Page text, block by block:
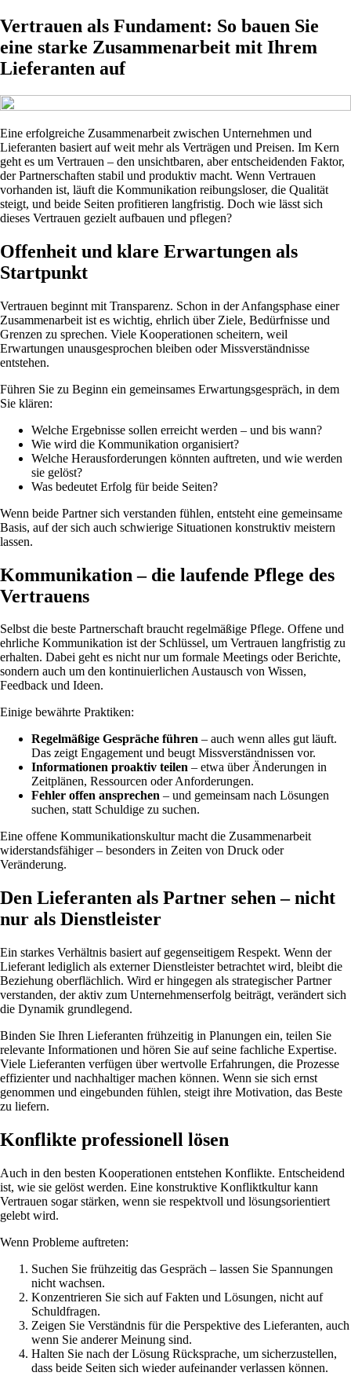
Vertrauen als Fundament: So bauen Sie
eine starke Zusammenarbeit mit Ihrem
Lieferanten auf
Eine erfolgreiche Zusammenarbeit zwischen Unternehmen und
Lieferanten basiert auf weit mehr als Verträgen und Preisen. Im Kern
geht es um Vertrauen – den unsichtbaren, aber entscheidenden Faktor,
der Partnerschaften stabil und produktiv macht. Wenn Vertrauen
vorhanden ist, läuft die Kommunikation reibungsloser, die Qualität
steigt, und beide Seiten profitieren langfristig. Doch wie lässt sich
dieses Vertrauen gezielt aufbauen und pflegen?
Offenheit und klare Erwartungen als
Startpunkt
Vertrauen beginnt mit Transparenz. Schon in der Anfangsphase einer
Zusammenarbeit ist es wichtig, ehrlich über Ziele, Bedürfnisse und
Grenzen zu sprechen. Viele Kooperationen scheitern, weil
Erwartungen unausgesprochen bleiben oder Missverständnisse
entstehen.
Führen Sie zu Beginn ein gemeinsames Erwartungsgespräch, in dem
Sie klären:
Welche Ergebnisse sollen erreicht werden – und bis wann?
Wie wird die Kommunikation organisiert?
Welche Herausforderungen könnten auftreten, und wie werden
sie gelöst?
Was bedeutet Erfolg für beide Seiten?
Wenn beide Partner sich verstanden fühlen, entsteht eine gemeinsame
Basis, auf der sich auch schwierige Situationen konstruktiv meistern
lassen.
Kommunikation – die laufende Pflege des
Vertrauens
Selbst die beste Partnerschaft braucht regelmäßige Pflege. Offene und
ehrliche Kommunikation ist der Schlüssel, um Vertrauen langfristig zu
erhalten. Dabei geht es nicht nur um formale Meetings oder Berichte,
sondern auch um den kontinuierlichen Austausch von Wissen,
Feedback und Ideen.
Einige bewährte Praktiken:
Regelmäßige Gespräche führen – auch wenn alles gut läuft.
Das zeigt Engagement und beugt Missverständnissen vor.
Informationen proaktiv teilen – etwa über Änderungen in
Zeitplänen, Ressourcen oder Anforderungen.
Fehler offen ansprechen – und gemeinsam nach Lösungen
suchen, statt Schuldige zu suchen.
Eine offene Kommunikationskultur macht die Zusammenarbeit
widerstandsfähiger – besonders in Zeiten von Druck oder
Veränderung.
Den Lieferanten als Partner sehen – nicht
nur als Dienstleister
Ein starkes Verhältnis basiert auf gegenseitigem Respekt. Wenn der
Lieferant lediglich als externer Dienstleister betrachtet wird, bleibt die
Beziehung oberflächlich. Wird er hingegen als strategischer Partner
verstanden, der aktiv zum Unternehmenserfolg beiträgt, verändert sich
die Dynamik grundlegend.
Binden Sie Ihren Lieferanten frühzeitig in Planungen ein, teilen Sie
relevante Informationen und hören Sie auf seine fachliche Expertise.
Viele Lieferanten verfügen über wertvolle Erfahrungen, die Prozesse
effizienter und nachhaltiger machen können. Wenn sie sich ernst
genommen und eingebunden fühlen, steigt ihre Motivation, das Beste
zu liefern.
Konflikte professionell lösen
Auch in den besten Kooperationen entstehen Konflikte. Entscheidend
ist, wie sie gelöst werden. Eine konstruktive Konfliktkultur kann
Vertrauen sogar stärken, wenn sie respektvoll und lösungsorientiert
gelebt wird.
Wenn Probleme auftreten:
Suchen Sie frühzeitig das Gespräch – lassen Sie Spannungen
nicht wachsen.
Konzentrieren Sie sich auf Fakten und Lösungen, nicht auf
Schuldfragen.
Zeigen Sie Verständnis für die Perspektive des Lieferanten, auch
wenn Sie anderer Meinung sind.
Halten Sie nach der Lösung Rücksprache, um sicherzustellen,
dass beide Seiten sich wieder aufeinander verlassen können.